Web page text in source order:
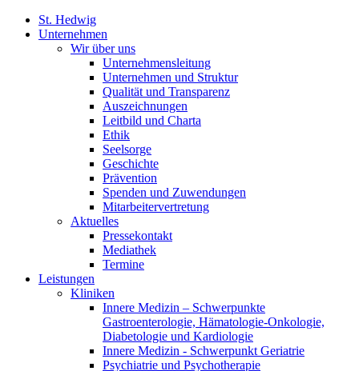
St. Hedwig
Unternehmen
Wir über uns
Unternehmensleitung
Unternehmen und Struktur
Qualität und Transparenz
Auszeichnungen
Leitbild und Charta
Ethik
Seelsorge
Geschichte
Prävention
Spenden und Zuwendungen
Mitarbeitervertretung
Aktuelles
Pressekontakt
Mediathek
Termine
Leistungen
Kliniken
Innere Medizin – Schwerpunkte
Gastroenterologie, Hämatologie-Onkologie,
Diabetologie und Kardiologie
Innere Medizin - Schwerpunkt Geriatrie
Psychiatrie und Psychotherapie